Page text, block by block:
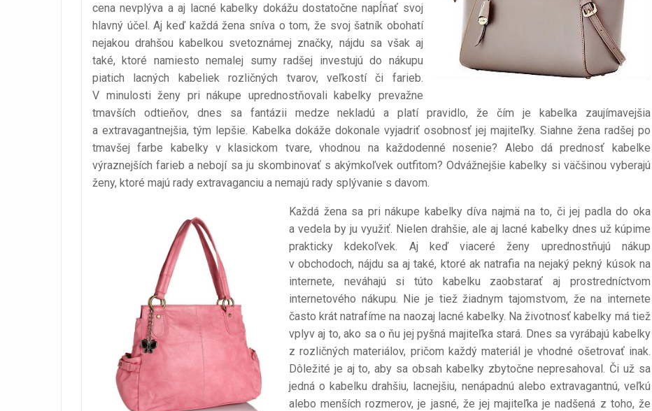
cena nevplýva a aj lacné kabelky dokážu dostatočne napĺňať svoj
hlavný účel. Aj keď každá žena sníva o tom, že svoj šatník obohatí
nejakou drahšou kabelkou svetoznámej značky, nájdu sa však aj
také, ktoré namiesto nemalej sumy radšej investujú do nákupu
piatich lacných kabeliek rozličných tvarov, veľkostí či farieb.
V minulosti ženy pri nákupe uprednostňovali kabelky prevažne
tmavších odtieňov, dnes sa fantázii medze nekladú a platí pravidlo, že čím je kabelka zaujímavejšia
a extravagantnejšia, tým lepšie. Kabelka dokáže dokonale vyjadriť osobnosť jej majiteľky. Siahne žena radšej po
tmavšej farbe kabelky v klasickom tvare, vhodnou na každodenné nosenie? Alebo dá prednosť kabelke
výraznejších farieb a nebojí sa ju skombinovať s akýmkoľvek outfitom? Odvážnejšie kabelky si väčšinou vyberajú
ženy, ktoré majú rady extravaganciu a nemajú rady splývanie s davom.
Každá žena sa pri nákupe kabelky díva najmä na to, či jej padla do oka
a vedela by ju využiť. Nielen drahšie, ale aj lacné kabelky dnes už kúpime
prakticky kdekoľvek. Aj keď viaceré ženy uprednostňujú nákup
v obchodoch, nájdu sa aj také, ktoré ak natrafia na nejaký pekný kúsok na
internete, neváhajú si túto kabelku zaobstarať aj prostredníctvom
internetového nákupu. Nie je tiež žiadnym tajomstvom, že na internete
často krát natrafíme na naozaj lacné kabelky. Na životnosť kabelky má tiež
vplyv aj to, ako sa o ňu jej pyšná majiteľka stará. Dnes sa vyrábajú kabelky
z rozličných materiálov, pričom každý materiál je vhodné ošetrovať inak.
Dôležité je aj to, aby sa obsah kabelky zbytočne nepresahoval. Či už sa
jedná o kabelku drahšiu, lacnejšiu, nenápadnú alebo extravagantnú, veľkú
alebo menších rozmerov, je jasné, že jej majiteľka je nadšená z toho, že